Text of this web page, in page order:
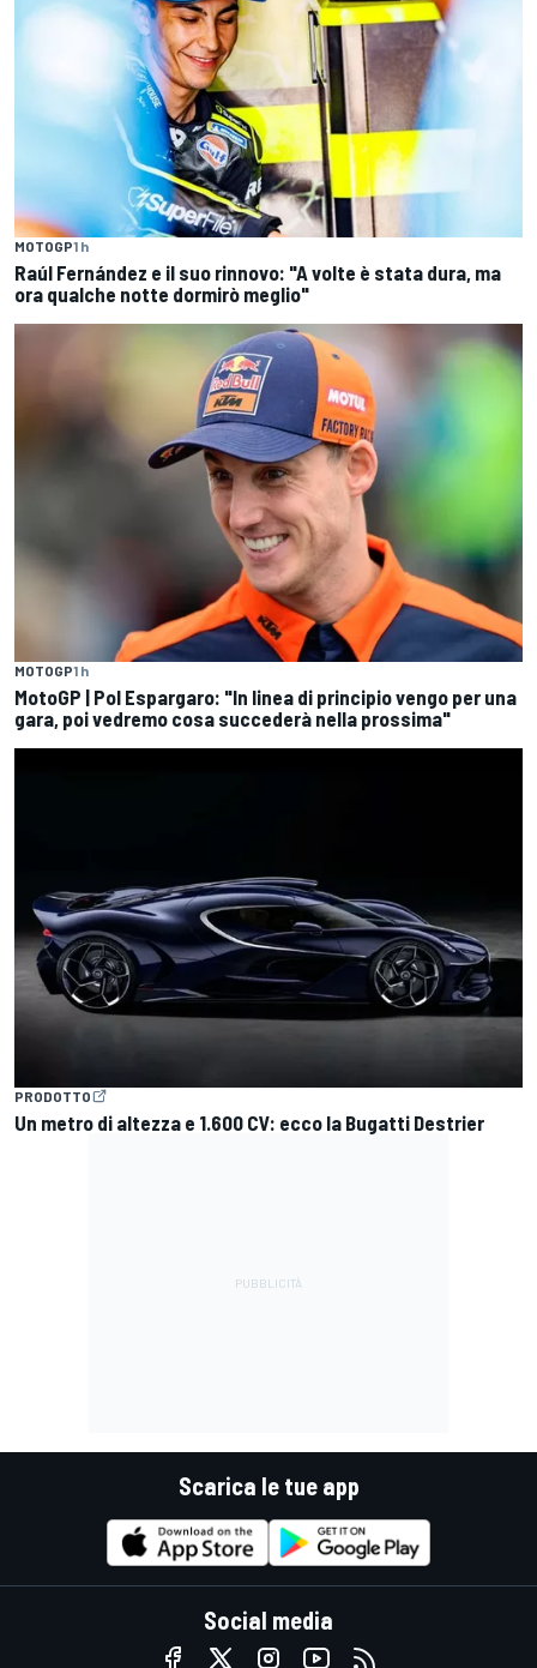
MOTOGP1 h
Raúl Fernández e il suo rinnovo: "A volte è stata dura, ma
ora qualche notte dormirò meglio"
MOTOGP1 h
MotoGP | Pol Espargaro: "In linea di principio vengo per una
gara, poi vedremo cosa succederà nella prossima"
PRODOTTO
Un metro di altezza e 1.600 CV: ecco la Bugatti Destrier
Scarica le tue app
Social media